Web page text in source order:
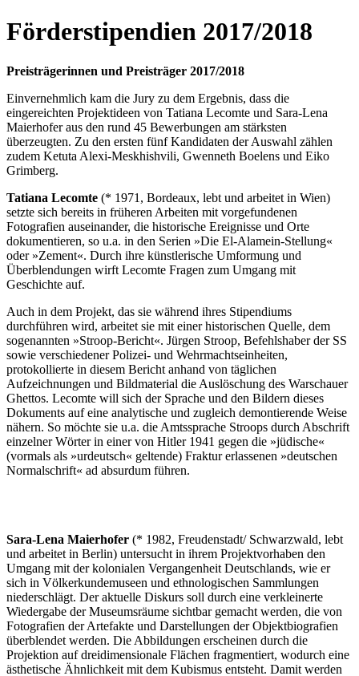
Förderstipendien 2017/2018
Preisträgerinnen und Preisträger 2017/2018
Einvernehmlich kam die Jury zu dem Ergebnis, dass die
eingereichten Projektideen von Tatiana Lecomte und Sara-Lena
Maierhofer aus den rund 45 Bewerbungen am stärksten
überzeugten. Zu den ersten fünf Kandidaten der Auswahl zählen
zudem Ketuta Alexi-Meskhishvili, Gwenneth Boelens und Eiko
Grimberg.
Tatiana Lecomte (* 1971, Bordeaux, lebt und arbeitet in Wien)
setzte sich bereits in früheren Arbeiten mit vorgefundenen
Fotografien auseinander, die historische Ereignisse und Orte
dokumentieren, so u.a. in den Serien »Die El-Alamein-Stellung«
oder »Zement«. Durch ihre künstlerische Umformung und
Überblendungen wirft Lecomte Fragen zum Umgang mit
Geschichte auf.
Auch in dem Projekt, das sie während ihres Stipendiums
durchführen wird, arbeitet sie mit einer historischen Quelle, dem
sogenannten »Stroop-Bericht«. Jürgen Stroop, Befehlshaber der SS
sowie verschiedener Polizei- und Wehrmachtseinheiten,
protokollierte in diesem Bericht anhand von täglichen
Aufzeichnungen und Bildmaterial die Auslöschung des Warschauer
Ghettos. Lecomte will sich der Sprache und den Bildern dieses
Dokuments auf eine analytische und zugleich demontierende Weise
nähern. So möchte sie u.a. die Amtssprache Stroops durch Abschrift
einzelner Wörter in einer von Hitler 1941 gegen die »jüdische«
(vormals als »urdeutsch« geltende) Fraktur erlassenen »deutschen
Normalschrift« ad absurdum führen.
Sara-Lena Maierhofer (* 1982, Freudenstadt/ Schwarzwald, lebt
und arbeitet in Berlin) untersucht in ihrem Projektvorhaben den
Umgang mit der kolonialen Vergangenheit Deutschlands, wie er
sich in Völkerkundemuseen und ethnologischen Sammlungen
niederschlägt. Der aktuelle Diskurs soll durch eine verkleinerte
Wiedergabe der Museumsräume sichtbar gemacht werden, die von
Fotografien der Artefakte und Darstellungen der Objektbiografien
überblendet werden. Die Abbildungen erscheinen durch die
Projektion auf dreidimensionale Flächen fragmentiert, wodurch eine
ästhetische Ähnlichkeit mit dem Kubismus entsteht. Damit werden